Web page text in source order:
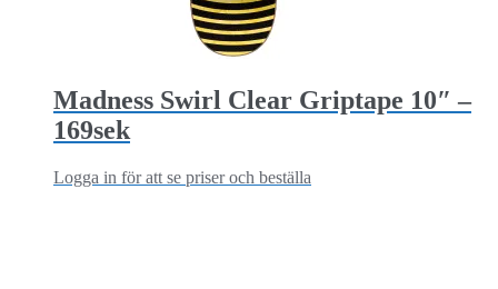
Madness Swirl Clear Griptape 10″ –
169sek
Logga in för att se priser och beställa